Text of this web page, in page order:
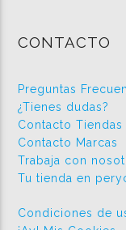
CONTACTO
Preguntas
¿Tienes dudas?
Contacto Tiendas
Contacto Marcas
Trabaja con
Tu tienda en
Condiciones de